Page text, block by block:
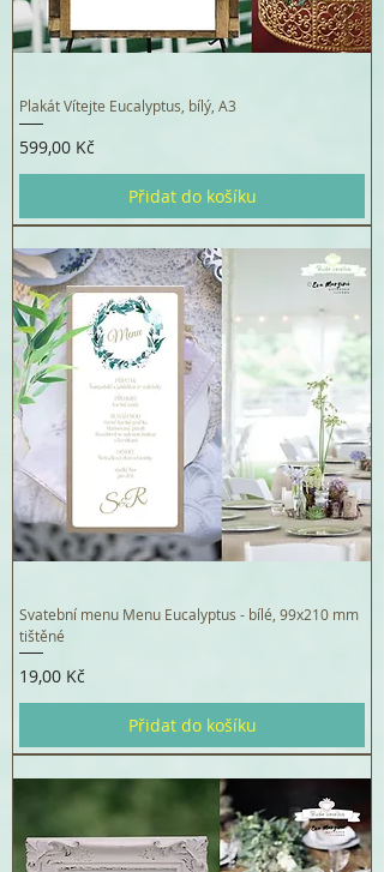
Plakát Vítejte Eucalyptus, bílý, A3
Cena
599,00 Kč
Přidat do košíku
Svatební menu Menu Eucalyptus - bílé, 99x210 mm
tištěné
Cena
19,00 Kč
Přidat do košíku